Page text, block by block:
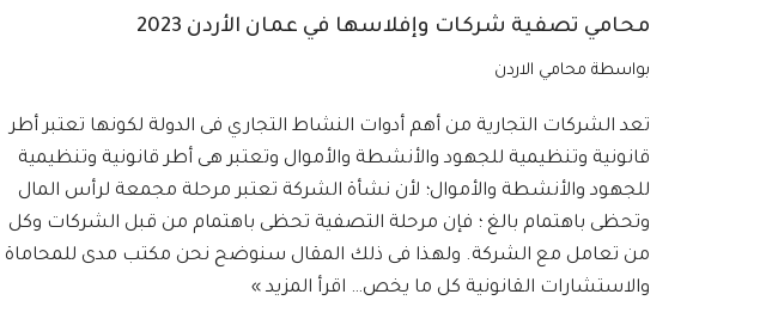
محامي تصفية شركات وإفلاسها في عمان الأردن 2023
بواسطة محامي الاردن
تعد الشركات التجارية من أهم أدوات النشاط التجاري فى الدولة لكونها تعتبر أطر
قانونية وتنظيمية للجهود والأنشطة والأموال وتعتبر هى أطر قانونية وتنظيمية
للجهود والأنشطة والأموال؛ لأن نشأة الشركة تعتبر مرحلة مجمعة لرأس المال
وتحظى باهتمام بالغ ؛ فإن مرحلة التصفية تحظى باهتمام من قبل الشركات وكل
من تعامل مع الشركة. ولهذا فى ذلك المقال سنوضح نحن مكتب مدى للمحاماة
والاستشارات القانونية كل ما يخص… اقرأ المزيد »